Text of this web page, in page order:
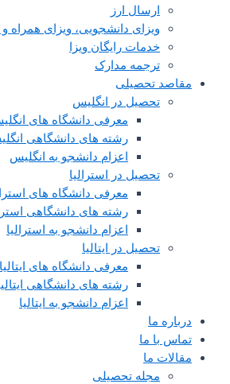
ارسال ارز
ویزای دانشجویی، ویزای همراه و
خدمات رایگان ویزا
ترجمه مدارک
مقاصد تحصیلی
تحصیل در انگلیس
معرفی دانشگاه های
رشته های دانشگاهی
اعزام دانشجو به انگلیس
تحصیل در استرالیا
معرفی دانشگاه های
رشته های دانشگاهی
اعزام دانشجو به استرالیا
تحصیل در ایتالیا
معرفی دانشگاه های ایتالیا
رشته های دانشگاهی
اعزام دانشجو به ایتالیا
درباره ما
تماس با ما
مقالات ما
مجله تحصیلی